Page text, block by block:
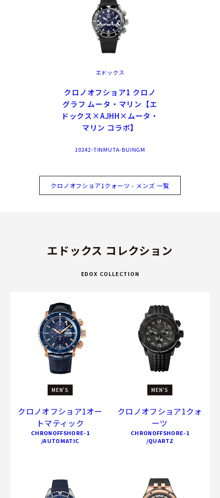
エドックス
クロノオフショア1 クロノ
グラフ ムータ・マリン【エ
ドックス×AJHH×ムータ・
マリン コラボ】
10242-TINMUTA-BUINGM
クロノオフショア1クォーツ - メンズ 一覧
エドックス コレクション
EDOX COLLECTION
MEN'S
クロノオフショア1オー
トマティック
CHRONOFFSHORE-1
/AUTOMATIC
MEN'S
クロノオフショア1クォ
ーツ
CHRONOFFSHORE-1
/QUARTZ